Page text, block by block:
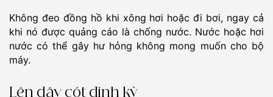
Không đeo đồng hồ khi xông hơi hoặc đi bơi, ngay cả
khi nó được quảng cáo là chống nước. Nước hoặc hơi
nước có thể gây hư hỏng không mong muốn cho bộ
máy.
Lên dây cót định kỳ